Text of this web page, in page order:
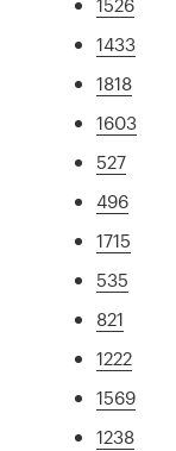
1433
1818
1603
527
496
1715
535
821
1222
1569
1238